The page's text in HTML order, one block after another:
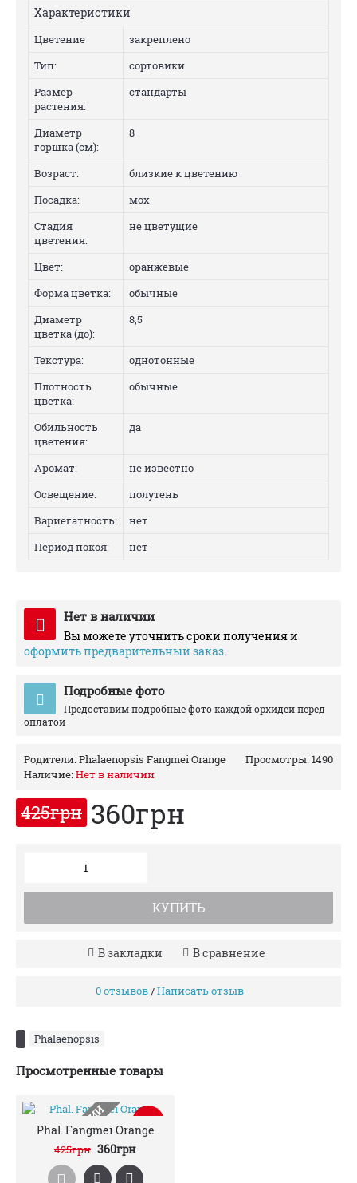
Характеристики
Цветение
закреплено
Тип:
сортовики
Размер
растения:
стандарты
Диаметр
горшка (см):
8
Возраст:
близкие к цветению
Посадка:
мох
Стадия
цветения:
не цветущие
Цвет:
оранжевые
Форма цветка:
обычные
Диаметр
цветка (до):
8,5
Текстура:
однотонные
Плотность
цветка:
обычные
Обильность
цветения:
да
Аромат:
не известно
Освещение:
полутень
Вариегатность:
нет
Период покоя:
нет
Нет в наличии
Вы можете уточнить сроки получения и
оформить предварительный заказ.
Подробные фото
Предоставим подробные фото каждой орхидеи перед
оплатой
Просмотры: 1490
Родители:Phalaenopsis Fangmei Orange
Наличие:Нет в наличии
425грн 360грн
КУПИТЬ
В закладки В сравнение
0 отзывов/Написать отзыв
Phalaenopsis
Просмотренные товары
НЕТ В НАЛИЧИИ
Phal. Fangmei Orange
425грн 360грн